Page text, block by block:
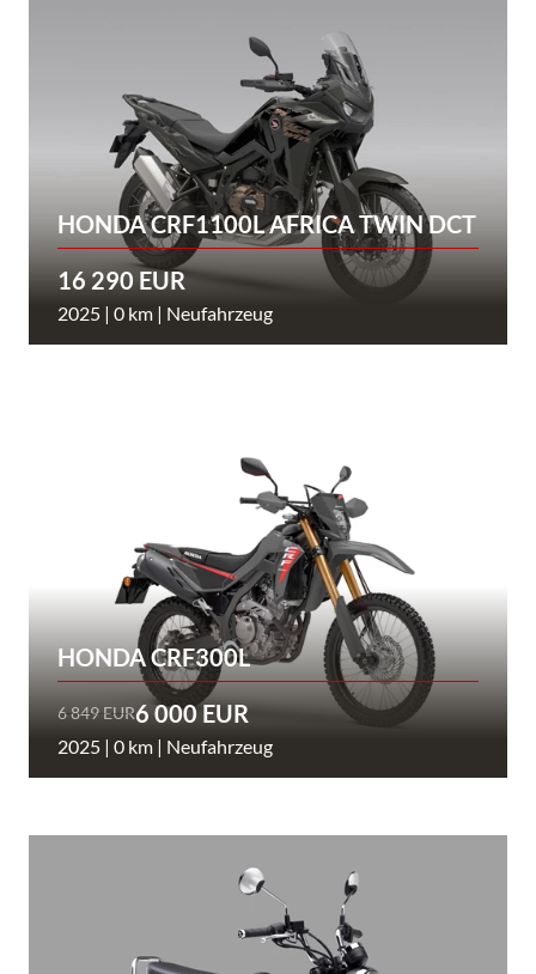
HONDA CRF1100L AFRICA TWIN DCT
16 290 EUR
2025 | 0 km | Neufahrzeug
HONDA CRF300L
6 849 EUR6 000 EUR
2025 | 0 km | Neufahrzeug